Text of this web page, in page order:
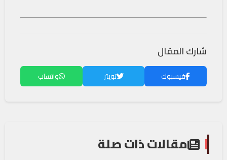
شارك المقال
فيسبوك تويتر واتساب
مقالات ذات صلة